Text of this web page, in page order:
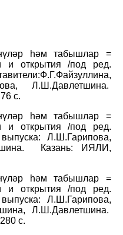
һәм табышлар =
и открытия /под ред.
Л.Ш.Давлетшина.
с.
һәм табышлар =
и открытия /под ред.
Л.Ш.Гарипова,
Казань: ИЯЛИ,
һәм табышлар =
и открытия /под ред.
Л.Ш.Гарипова,
Л.Ш.Давлетшина.
280 с.